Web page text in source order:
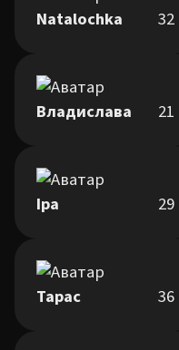
Natalochka 32
Владислава 21
Іра 29
Тарас 36